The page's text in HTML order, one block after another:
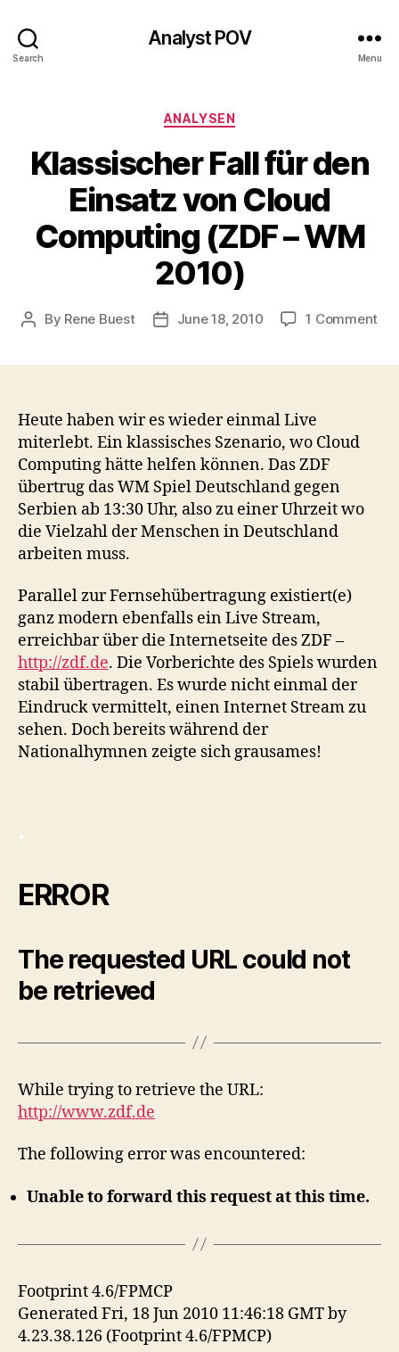
Search
Analyst POV
Menu
Categories
ANALYSEN
Klassischer Fall für den
Einsatz von Cloud
Computing (ZDF – WM
2010)
Post
By Rene Buest
PostJune 18, 2010 1 Commenton
Heute haben wir es wieder einmal Live
miterlebt. Ein klassisches Szenario, wo Cloud
Computing hätte helfen können. Das ZDF
übertrug das WM Spiel Deutschland gegen
Serbien ab 13:30 Uhr, also zu einer Uhrzeit wo
die Vielzahl der Menschen in Deutschland
arbeiten muss.
Parallel zur Fernsehübertragung existiert(e)
ganz modern ebenfalls ein Live Stream,
erreichbar über die Internetseite des ZDF –
http://zdf.de. Die Vorberichte des Spiels wurden
stabil übertragen. Es wurde nicht einmal der
Eindruck vermittelt, einen Internet Stream zu
sehen. Doch bereits während der
Nationalhymnen zeigte sich grausames!
.
ERROR
The requested URL could not
be retrieved
While trying to retrieve the URL:
http://www.zdf.de
The following error was encountered:
Unable to forward this request at this time.
Footprint 4.6/FPMCP
Generated Fri, 18 Jun 2010 11:46:18 GMT by
4.23.38.126 (Footprint 4.6/FPMCP)